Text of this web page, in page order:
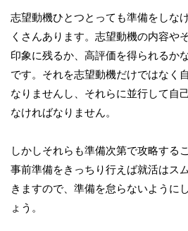
志望動機ひとつとっても準備をしな
くさんあります。志望動機の内容や
印象に残るか、高評価を得られるか
です。それを志望動機だけではなく
なりませんし、それらに並行して自
なければなりません。
しかしそれらも準備次第で攻略する
事前準備をきっちり行えば就活はス
きますので、準備を怠らないように
ょう。